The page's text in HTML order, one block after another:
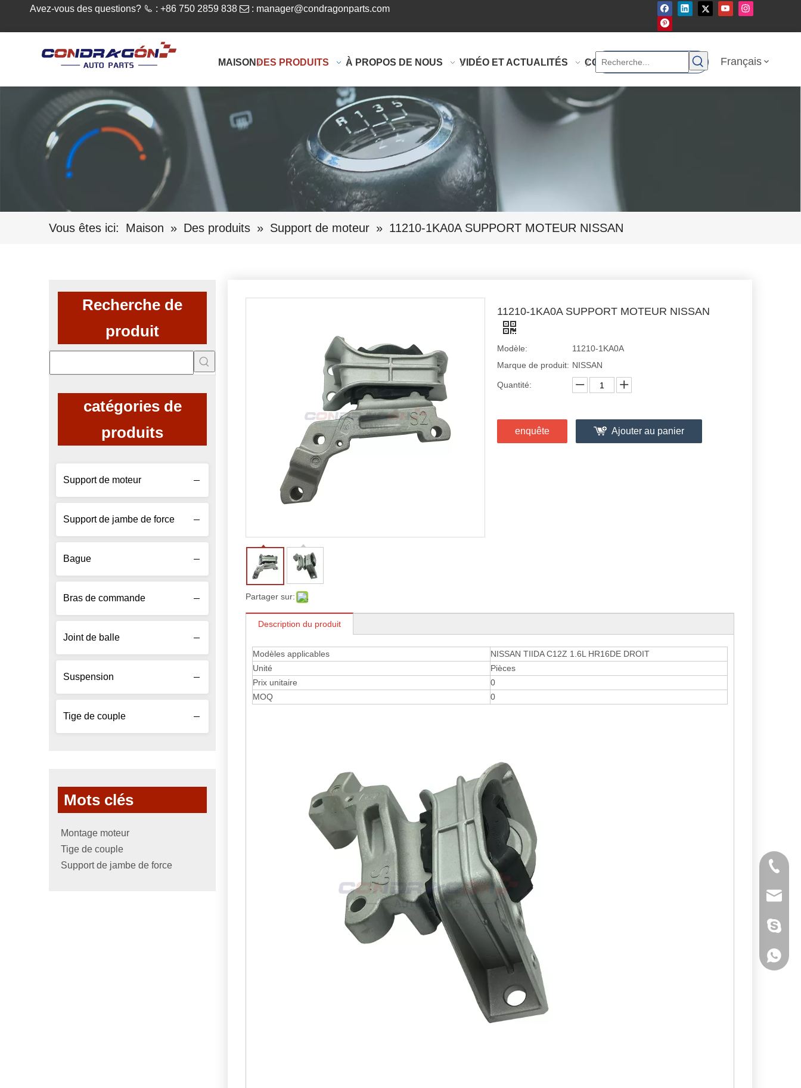
Avez-vous des questions?  : +86 750 2859 838  : manager@condragonparts.com
MAISON DES PRODUITS À PROPOS DE NOUS VIDÉO ET ACTUALITÉS CONTACTEZ-NOUS Français
Vous êtes ici: Maison » Des produits » Support de moteur » 11210-1KA0A SUPPORT MOTEUR NISSAN
Recherche de
produit
catégories de
produits
Support de moteur
Support de jambe de force
Bague
Bras de commande
Joint de balle
Suspension
Tige de couple
Mots clés
Montage moteur
Tige de couple
Support de jambe de force
Partager sur:
11210-1KA0A SUPPORT MOTEUR NISSAN
Modèle:
11210-1KA0A
Marque de produit: NISSAN
Quantité:
enquête Ajouter au panier
Description du produit
Modèles applicables
NISSAN TIIDA C12Z 1.6L HR16DE DROIT
Unité
Pièces
Prix ​​unitaire
0
MOQ
0
Tél
E-mail
Skype